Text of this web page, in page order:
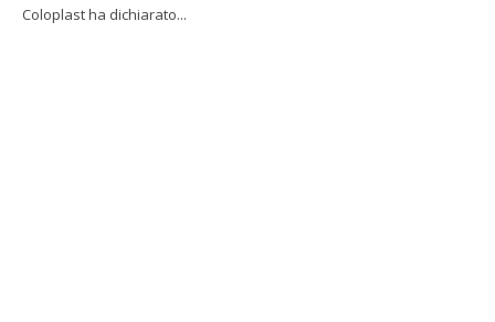
Coloplast ha dichiarato...